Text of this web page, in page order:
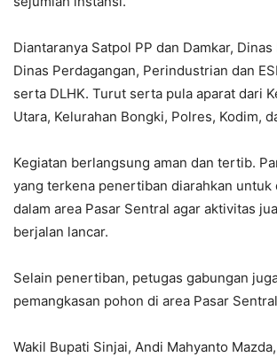
Diantaranya Satpol PP dan Damkar,
Dinas Perdagangan, Perindustrian dan
serta DLHK. Turut serta pula aparat dari
Utara, Kelurahan Bongki, Polres, Kodim,
Kegiatan berlangsung aman dan tertib.
yang terkena penertiban diarahkan untuk
dalam area Pasar Sentral agar aktivitas
berjalan lancar.
Selain penertiban, petugas gabungan
pemangkasan pohon di area Pasar
Wakil Bupati Sinjai, Andi Mahyanto